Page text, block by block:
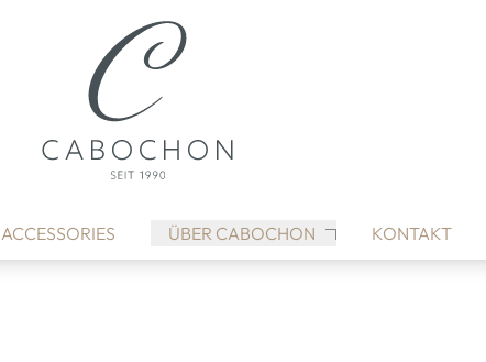
ACCESSORIES ÜBER CABOCHON KONTAKT